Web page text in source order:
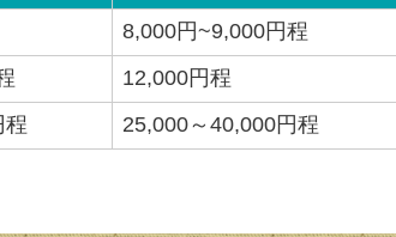
8,000円~9,000円程
12,000円程
程 25,000～40,000円程